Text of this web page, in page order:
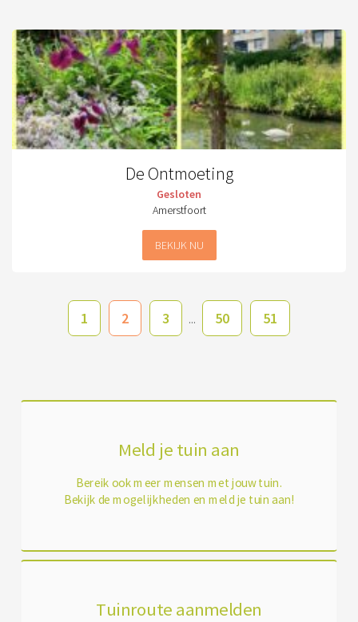
De Ontmoeting
Gesloten
Amerstfoort
BEKIJK NU
1 2 3 ... 50 51
Meld je tuin aan
Bereik ook meer mensen met jouw tuin.
Bekijk de mogelijkheden en meld je tuin aan!
Tuinroute aanmelden